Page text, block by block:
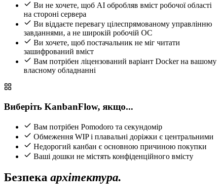
Ви не хочете, щоб AI обробляв вміст робочої області
на стороні сервера
Ви віддаєте перевагу цілеспрямованому управлінню
завданнями, а не широкій робочій ОС
Ви хочете, щоб постачальник не міг читати
зашифрований вміст
Вам потрібен ліцензований варіант Docker на вашому
власному обладнанні
Виберіть KanbanFlow, якщо...
Вам потрібен Pomodoro та секундомір
Обмеження WIP і плавальні доріжки є центральними
Недорогий канбан є основною причиною покупки
Ваші дошки не містять конфіденційного вмісту
Безпека архітектура.